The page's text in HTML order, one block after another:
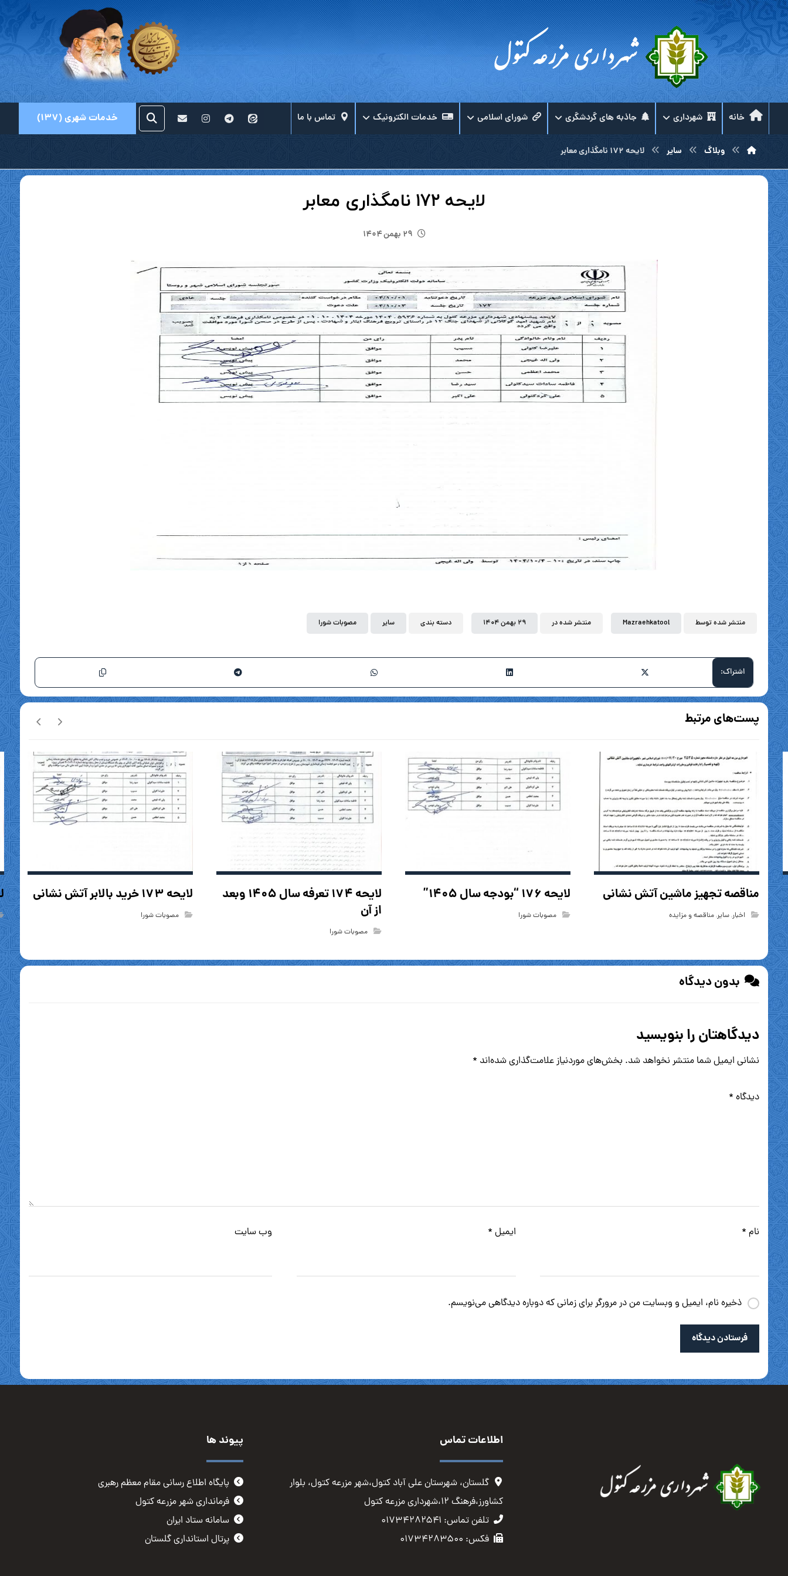
خانه شهرداری جاذبه های گردشگری شورای اسلامی خدمات الکترونیک تماس با ما خدمات شهری (۱۳۷)
وبلاگ سایر لایحه ۱۷۲ نامگذاری معابر
لایحه ۱۷۲ نامگذاری معابر
۲۹ بهمن ۱۴۰۴
منتشر شده توسط Mazraehkatool منتشر شده در ۲۹ بهمن ۱۴۰۴ دسته بندی سایر مصوبات شورا
پست‌های مرتبط
مناقصه تجهیز ماشین آتش نشانی
اخبار,سایر,مناقصه و مزایده
لایحه ۱۷۶ “بودجه سال ۱۴۰۵”
مصوبات شورا
لایحه ۱۷۴ تعرفه سال ۱۴۰۵ وبعد
از آن
مصوبات شورا
لایحه ۱۷۳ خرید بالابر آتش نشانی
مصوبات شورا
بدون دیدگاه
دیدگاهتان را بنویسید
نشانی ایمیل شما منتشر نخواهد شد. بخش‌های موردنیاز علامت‌گذاری شده‌اند *
دیدگاه *
نام * ایمیل * وب‌ سایت
ذخیره نام، ایمیل و وبسایت من در مرورگر برای زمانی که دوباره دیدگاهی می‌نویسم.
فرستادن دیدگاه
اطلاعات تماس
گلستان، شهرستان علی آباد کتول،شهر مزرعه کتول، بلوار
کشاورز،فرهنگ ۱۲،شهرداری مزرعه کتول
تلفن تماس: ۰۱۷۳۴۲۸۲۵۴۱
فکس: ۰۱۷۳۴۲۸۳۵۰۰
پیوند ها
پایگاه اطلاع رسانی مقام معظم رهبری
فرمانداری شهر مزرعه کتول
سامانه ستاد ایران
پرتال استانداری گلستان